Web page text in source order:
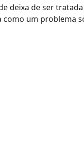
deixa de ser
como um problema